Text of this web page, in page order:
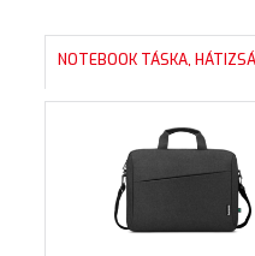
NOTEBOOK TÁSKA,